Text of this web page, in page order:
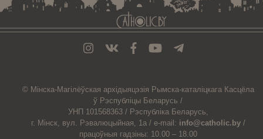
© Мiнска-Магiлёўская архiдыяцэзiя Рымска-каталіцкага Касцёла
ў Рэспубліцы Беларусь /
УНП 101568363 / Рэспубліка Беларусь,
г. Мінск, вул. Рэвалюцыйная, 1а / e-mail: info@catholic.by /
працоўныя гадзіны: 10.00 – 18.00